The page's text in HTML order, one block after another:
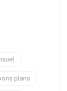
plans